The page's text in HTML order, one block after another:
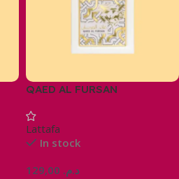
QAED AL FURSAN
Lattafa
In stock
د.م.